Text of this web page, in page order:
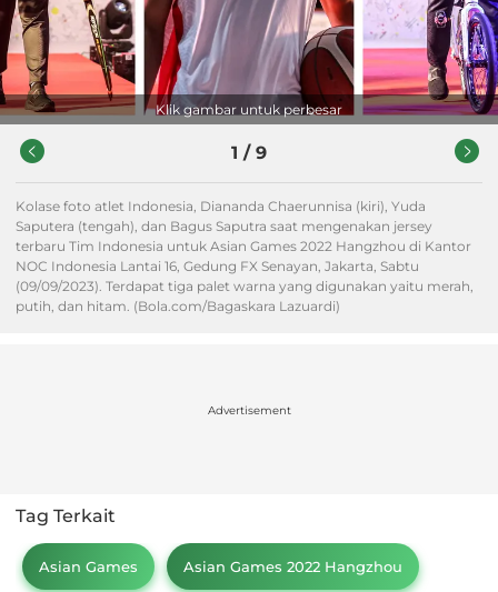
Klik gambar untuk perbesar
1 / 9
Kolase foto atlet Indonesia, Diananda Chaerunnisa (kiri), Yuda
Saputera (tengah), dan Bagus Saputra saat mengenakan jersey
terbaru Tim Indonesia untuk Asian Games 2022 Hangzhou di Kantor
NOC Indonesia Lantai 16, Gedung FX Senayan, Jakarta, Sabtu
(09/09/2023). Terdapat tiga palet warna yang digunakan yaitu merah,
putih, dan hitam. (Bola.com/Bagaskara Lazuardi)
Advertisement
Tag Terkait
Asian Games Asian Games 2022 Hangzhou